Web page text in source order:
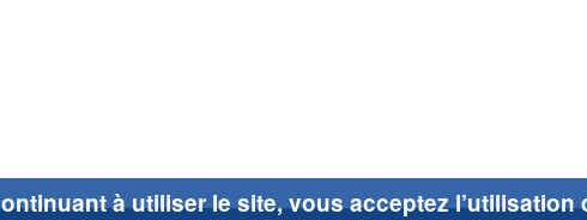
à utiliser le site, vous acceptez l’utilisation